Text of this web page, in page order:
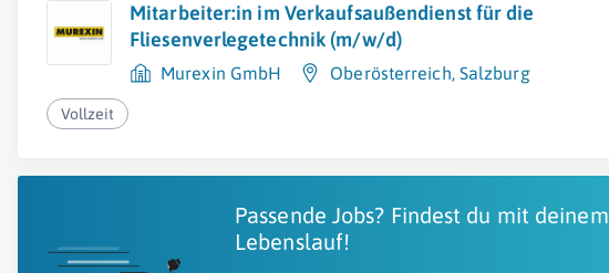
Mitarbeiter:in im Verkaufsaußendienst für die
Fliesenverlegetechnik (m/w/d)
Murexin GmbH Oberösterreich, Salzburg
Vollzeit
Passende Jobs? Findest du mit deinem
Lebenslauf!